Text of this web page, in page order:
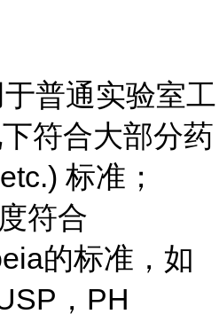
普通实验室工
符合大部分药
标准；
符合
的标准，如
，PH